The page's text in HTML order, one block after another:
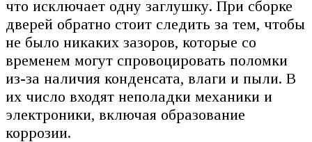
что исключает одну заглушку. При сборке
дверей обратно стоит следить за тем, чтобы
не было никаких зазоров, которые со
временем могут спровоцировать поломки
из-за наличия конденсата, влаги и пыли. В
их число входят неполадки механики и
электроники, включая образование
коррозии.